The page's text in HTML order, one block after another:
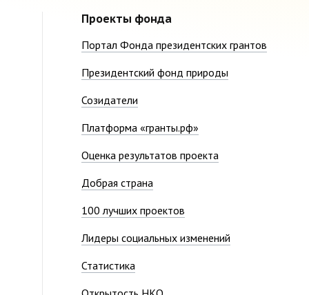
Проекты фонда
Портал Фонда президентских грантов
Президентский фонд природы
Созидатели
Платформа «гранты.рф»
Оценка результатов проекта
Добрая страна
100 лучших проектов
Лидеры социальных изменений
Статистика